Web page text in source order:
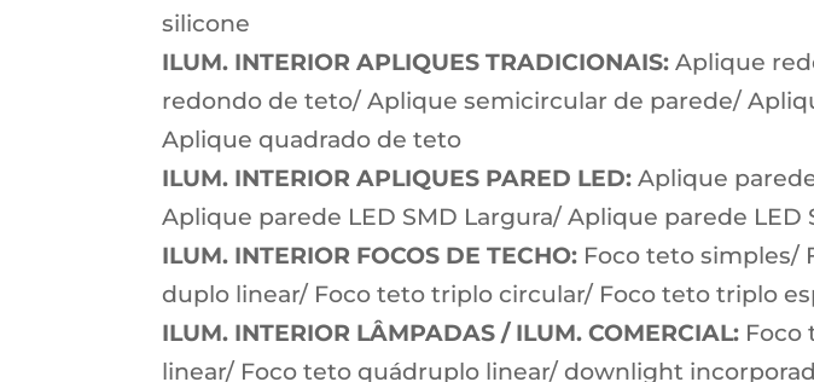
silicone
ILUM. INTERIOR APLIQUES TRADICIONAIS: Aplique
redondo de teto/ Aplique semicircular de parede/
Aplique quadrado de teto
ILUM. INTERIOR APLIQUES PARED LED: Aplique
Aplique parede LED SMD Largura/ Aplique parede
ILUM. INTERIOR FOCOS DE TECHO: Foco teto simples/
duplo linear/ Foco teto triplo circular/ Foco teto triplo
ILUM. INTERIOR LÂMPADAS / ILUM. COMERCIAL: Foco
linear/ Foco teto quádruplo linear/ downlight